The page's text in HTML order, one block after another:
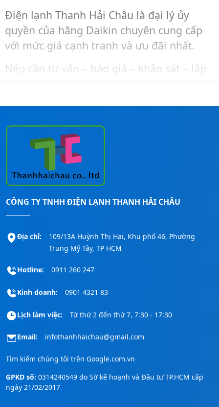
Điện lạnh Thanh Hải Châu là đại lý ủy
quyền của hãng Daikin chuyên cung cấp
với mức giá cạnh tranh và ưu đãi nhất.
Nếu cần tư vấn – báo giá – khảo sát – lắp
để được hỗ trợ nhanh nhất!
CÔNG TY TNHH ĐIỆN LẠNH THANH HẢI CHÂU
Địa chỉ:
109/13A Huỳnh Thị Hai, Khu phố 46, Phường
Trung Mỹ Tây, TP HCM
Hotline: 0911 260 247
Kinh doanh: 0901 4321 83
Lịch làm việc: Từ thứ 2 đến thứ 7, 7:30 - 17:30
Email: infothanhhaichau@gmail.com
Tìm kiếm chúng tôi trên Google.com.vn
GPKD số: 0314240549 do Sở kế hoạnh và Đầu tư TP.HCM cấp
ngày 21/02/2017